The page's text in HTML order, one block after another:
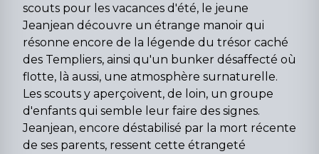
scouts pour les vacances d'été, le jeune
Jeanjean découvre un étrange manoir qui
résonne encore de la légende du trésor caché
des Templiers, ainsi qu'un bunker désaffecté où
flotte, là aussi, une atmosphère surnaturelle.
Les scouts y aperçoivent, de loin, un groupe
d'enfants qui semble leur faire des signes.
Jeanjean, encore déstabilisé par la mort récente
de ses parents, ressent cette étrangeté